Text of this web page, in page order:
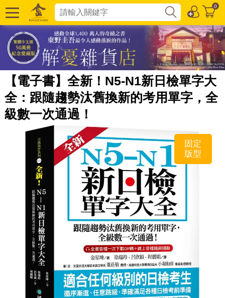
0
【電子書】全新！N5-N1新日檢單字大
全：跟隨趨勢汰舊換新的考用單字，全
級數一次通過！
固定
版型